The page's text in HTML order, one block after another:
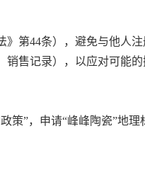
第44条），避免与他人注
销售记录），以应对可能的
策”，申请“峰峰陶瓷”地理